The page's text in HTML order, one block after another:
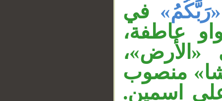
«رَبَّكُمُ» في
عاطفة،
منصوب
اسمين.